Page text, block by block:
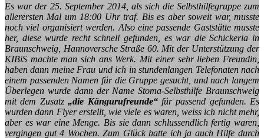
Es war der 25. September 2014, als sich die Selbsthilfegruppe zum
allerersten Mal um 18:00 Uhr traf. Bis es aber soweit war, musste
noch viel organisiert werden. Also eine passende Gaststätte musste
her, diese wurde recht schnell gefunden, es war die Schickeria in
Braunschweig, Hannoversche Straße 60. Mit der Unterstützung der
KIBiS machte man sich ans Werk. Mit einer sehr lieben Freundin,
haben dann meine Frau und ich in stundenlangen Telefonaten nach
einem passenden Namen für die Gruppe gesucht, und nach langem
Überlegen wurde dann der Name Stoma-Selbsthilfe Braunschweig
mit dem Zusatz„die Kängurufreunde“für passend gefunden. Es
wurden dann Flyer erstellt, wie viele es waren, weiss ich nicht mehr,
aber es war eine Menge. Bis sie dann schlussendlich fertig waren,
vergingen gut 4 Wochen.Zum Glück hatte ich ja auch Hilfe durch